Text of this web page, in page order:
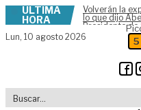
Skip to content
ÚLTIMA
HORA
Volverán la
lo que dijo
Presidente de
Lun, 10 agosto 2026 5